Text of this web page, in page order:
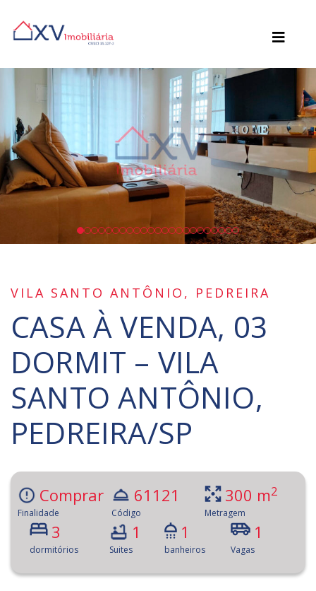
VILA SANTO ANTÔNIO, PEDREIRA
CASA À VENDA, 03
DORMIT – VILA
SANTO ANTÔNIO,
PEDREIRA/SP
Comprar
Finalidade
61121
Código
300 m2
Metragem
3
dormitórios
1
Suites
1
banheiros
1
Vagas